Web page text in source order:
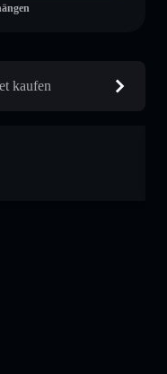
kaufen